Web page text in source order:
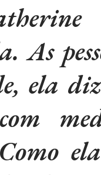
As
ela